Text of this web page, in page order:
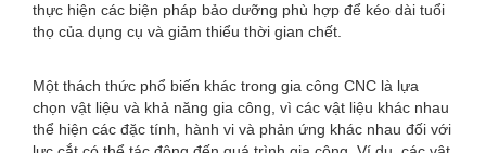
thực hiện các biện pháp bảo dưỡng phù hợp để kéo dài tuổi
thọ của dụng cụ và giảm thiểu thời gian chết.
Một thách thức phổ biến khác trong gia công CNC là lựa
chọn vật liệu và khả năng gia công, vì các vật liệu khác nhau
thể hiện các đặc tính, hành vi và phản ứng khác nhau đối với